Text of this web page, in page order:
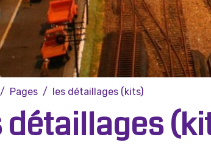
Pages les détaillages (kits)
détaillages